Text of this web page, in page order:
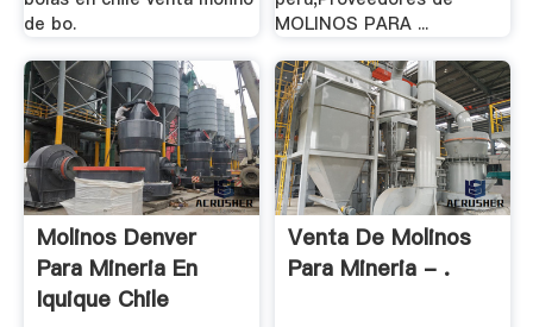
de bo.
MOLINOS PARA ...
Molinos Denver
Para Mineria En
Iquique Chile
Venta De Molinos
Para Mineria - .